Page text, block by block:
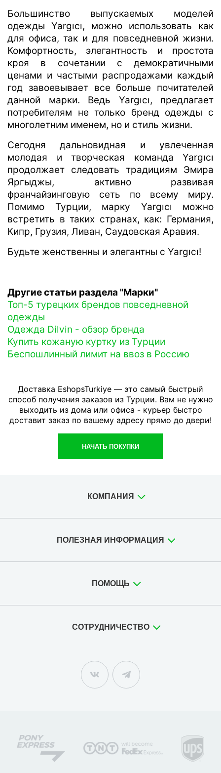
Большинство выпускаемых моделей
одежды Yargıcı, можно использовать как
для офиса, так и для повседневной жизни.
Комфортность, элегантность и простота
кроя в сочетании с демократичными
ценами и частыми распродажами каждый
год завоевывает все больше почитателей
данной марки. Ведь Yargıcı, предлагает
потребителям не только бренд одежды с
многолетним именем, но и стиль жизни.
Сегодня дальновидная и увлеченная
молодая и творческая команда Yargıcı
продолжает следовать традициям Эмира
Яргыджы, активно развивая
франчайзинговую сеть по всему миру.
Помимо Турции, марку Yargıcı можно
встретить в таких странах, как: Германия,
Кипр, Грузия, Ливан, Саудовская Аравия.
Будьте женственны и элегантны с Yargıcı!
Другие статьи раздела "Марки"
Топ-5 турецких брендов повседневной
одежды
Одежда Dilvin - обзор бренда
Купить кожаную куртку из Турции
Беспошлинный лимит на ввоз в Россию
Доставка EshopsTurkiye — это самый быстрый
способ получения заказов из Турции. Вам не нужно
выходить из дома или офиса - курьер быстро
доставит заказ по вашему адресу прямо до двери!
НАЧАТЬ ПОКУПКИ
КОМПАНИЯ
ПОЛЕЗНАЯ ИНФОРМАЦИЯ
ПОМОЩЬ
СОТРУДНИЧЕСТВО